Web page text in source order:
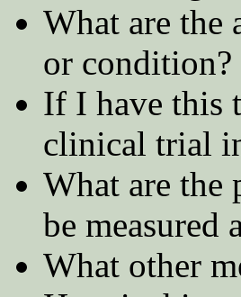
What are the
or condition?
If I have this
clinical trial
What are the
be
What other